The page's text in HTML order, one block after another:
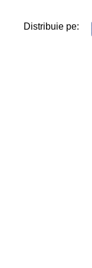
Distribuie pe: